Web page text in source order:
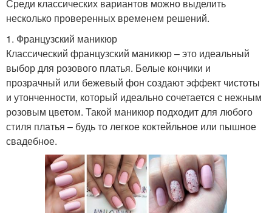
Среди классических вариантов можно выделить
несколько проверенных временем решений.
1. Французский маникюр
Классический французский маникюр – это идеальный
выбор для розового платья. Белые кончики и
прозрачный или бежевый фон создают эффект чистоты
и утонченности, который идеально сочетается с нежным
розовым цветом. Такой маникюр подходит для любого
стиля платья – будь то легкое коктейльное или пышное
свадебное.